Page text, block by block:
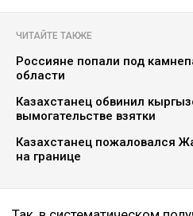
ЧИТАЙТЕ ТАКЖЕ
Россияне попали под
области
Казахстанец обвинил
вымогательстве взятки
Казахстанец пожаловался
на границе